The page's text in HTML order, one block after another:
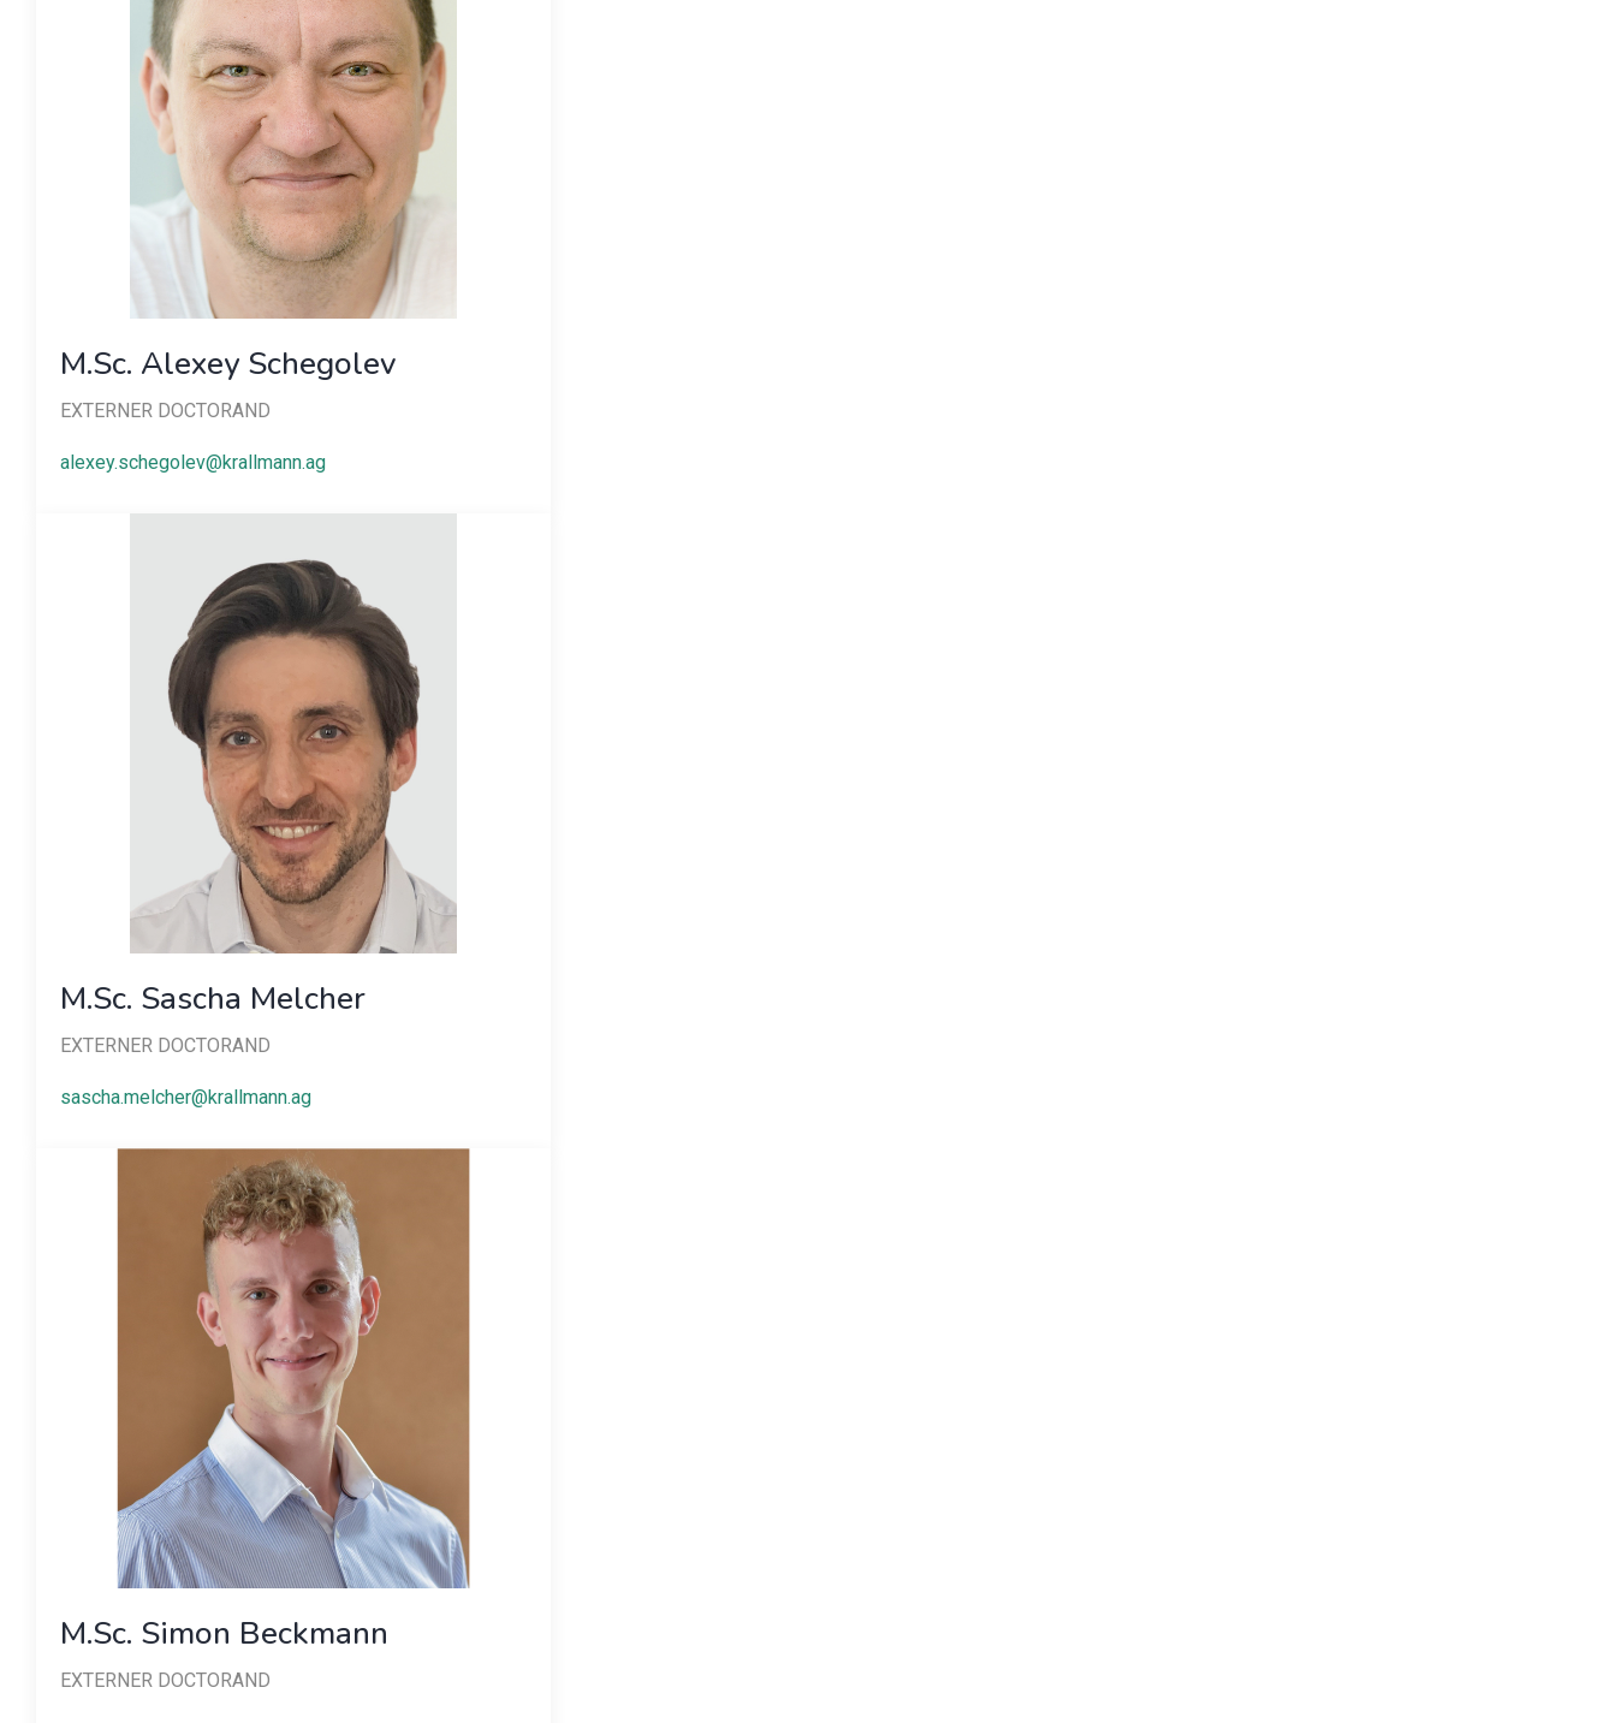
M.Sc. Alexey Schegolev
EXTERNER DOCTORAND
alexey.schegolev@krallmann.ag
M.Sc. Sascha Melcher
EXTERNER DOCTORAND
sascha.melcher@krallmann.ag
M.Sc. Simon Beckmann
EXTERNER DOCTORAND